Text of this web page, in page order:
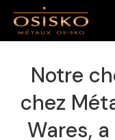
Notre
chez
Wares,